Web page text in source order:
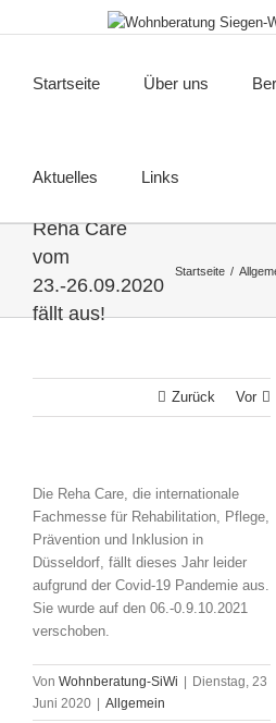
Inhalt
Startseite Über uns
Aktuelles Links
Reha Care
vom
23.-26.09.2020
fällt aus!
Startseite
Zurück Vor
Die Reha Care, die internationale
Fachmesse für Rehabilitation, Pflege,
Prävention und Inklusion in
Düsseldorf, fällt dieses Jahr leider
aufgrund der Covid-19 Pandemie aus.
Sie wurde auf den 06.-0.9.10.2021
verschoben.
Von Wohnberatung-SiWi
Dienstag, 23
Juni 2020
Allgemein